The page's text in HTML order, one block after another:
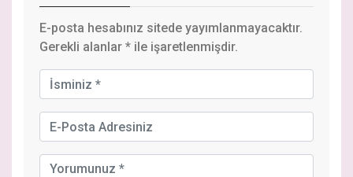
E-posta hesabınız sitede yayımlanmayacaktır.
Gerekli alanlar * ile işaretlenmişdir.